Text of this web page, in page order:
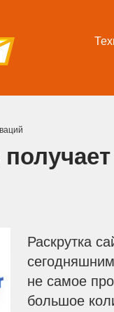
Раскрутка
не самое
большое